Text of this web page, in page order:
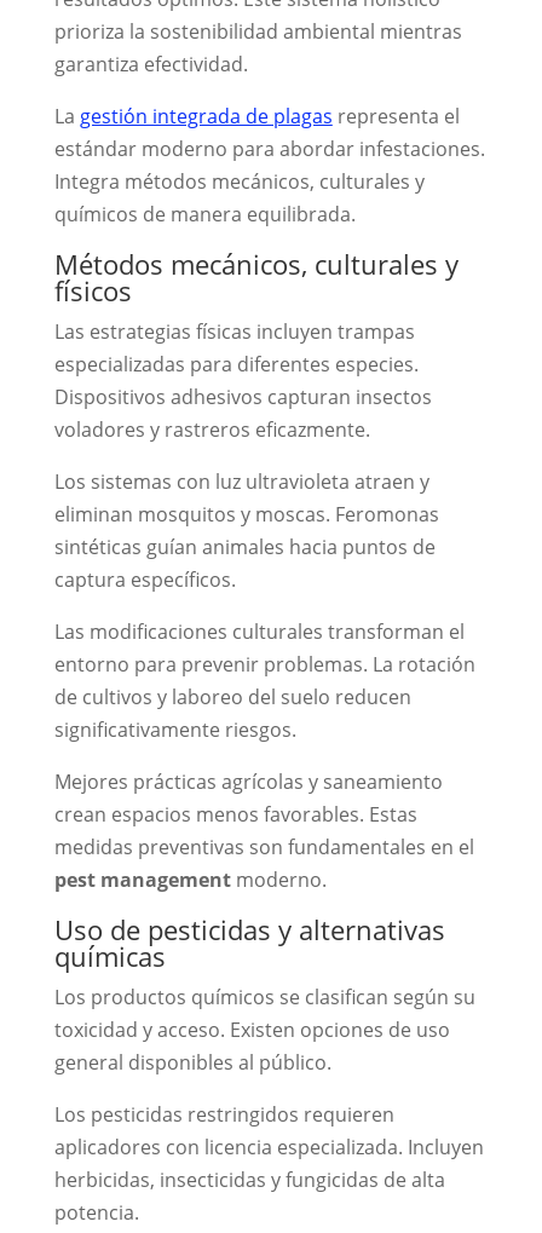
prioriza la sostenibilidad ambiental mientras
garantiza efectividad.
La gestión integrada de plagas representa el
estándar moderno para abordar infestaciones.
Integra métodos mecánicos, culturales y
químicos de manera equilibrada.
Métodos mecánicos, culturales y
físicos
Las estrategias físicas incluyen trampas
especializadas para diferentes especies.
Dispositivos adhesivos capturan insectos
voladores y rastreros eficazmente.
Los sistemas con luz ultravioleta atraen y
eliminan mosquitos y moscas. Feromonas
sintéticas guían animales hacia puntos de
captura específicos.
Las modificaciones culturales transforman el
entorno para prevenir problemas. La rotación
de cultivos y laboreo del suelo reducen
significativamente riesgos.
Mejores prácticas agrícolas y saneamiento
crean espacios menos favorables. Estas
medidas preventivas son fundamentales en el
pest managementmoderno.
Uso de pesticidas y alternativas
químicas
Los productos químicos se clasifican según su
toxicidad y acceso. Existen opciones de uso
general disponibles al público.
Los pesticidas restringidos requieren
aplicadores con licencia especializada. Incluyen
herbicidas, insecticidas y fungicidas de alta
potencia.